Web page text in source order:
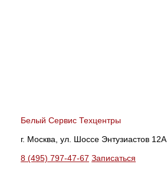
Белый Сервис Техцентры
г. Москва, ул. Шоссе Энтузиастов 12А
8 (495) 797-47-67 Записаться